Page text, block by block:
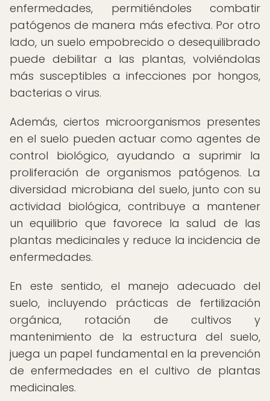
enfermedades, permitiéndoles combatir
patógenos de manera más efectiva. Por otro
lado, un suelo empobrecido o desequilibrado
puede debilitar a las plantas, volviéndolas
más susceptibles a infecciones por hongos,
bacterias o virus.
Además, ciertos microorganismos presentes
en el suelo pueden actuar como agentes de
control biológico, ayudando a suprimir la
proliferación de organismos patógenos. La
diversidad microbiana del suelo, junto con su
actividad biológica, contribuye a mantener
un equilibrio que favorece la salud de las
plantas medicinales y reduce la incidencia de
enfermedades.
En este sentido, el manejo adecuado del
suelo, incluyendo prácticas de fertilización
orgánica, rotación de cultivos y
mantenimiento de la estructura del suelo,
juega un papel fundamental en la prevención
de enfermedades en el cultivo de plantas
medicinales.